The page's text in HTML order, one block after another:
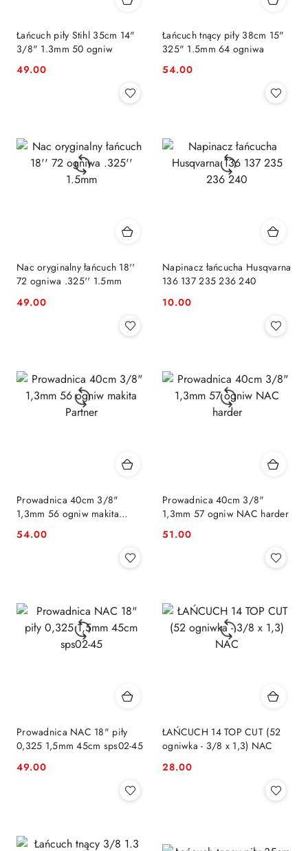
Łańcuch piły Stihl 35cm 14"
3/8" 1.3mm 50 ogniw
Cena:
49.00
Łańcuch tnący piły 38cm 15"
325" 1.5mm 64 ogniwa
Cena:
54.00
Nac oryginalny łańcuch 18''
72 ogniwa .325'' 1.5mm
Cena:
49.00
Napinacz łańcucha Husqvarna
136 137 235 236 240
Cena:
10.00
Prowadnica 40cm 3/8"
1,3mm 56 ogniw makita
Cena:
54.00
Prowadnica 40cm 3/8"
1,3mm 57 ogniw NAC harder
Cena:
51.00
Prowadnica NAC 18" piły
0,325 1,5mm 45cm sps02-45
Cena:
49.00
ŁAŃCUCH 14 TOP CUT (52
ogniwka - 3/8 x 1,3) NAC
Cena:
28.00